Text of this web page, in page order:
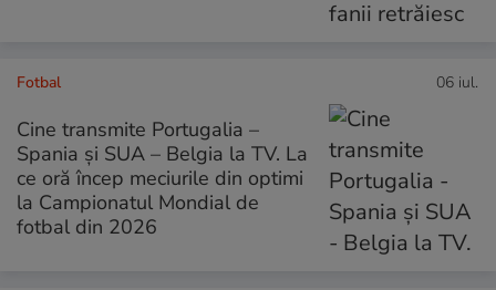
Fotbal 06 iul.
Cine transmite Portugalia –
Spania și SUA – Belgia la TV. La
ce oră încep meciurile din optimi
la Campionatul Mondial de
fotbal din 2026